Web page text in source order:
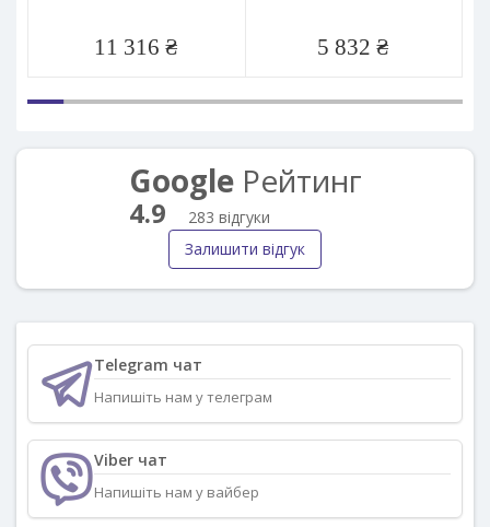
11 316 ₴ 5 832 ₴
GoogleРейтинг
4.9
283 відгуки
Залишити відгук
Telegram чат
Напишіть нам у телеграм
Viber чат
Напишіть нам у вайбер